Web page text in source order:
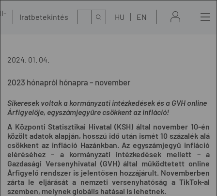
Iratbetekintés Kereső HU EN
2024. 01. 04.
2023 hónapról hónapra – november
Sikeresek voltak a kormányzati intézkedések és a GVH online
Árfigyelője, egyszámjegyűre csökkent az infláció!
A Központi Statisztikai Hivatal (KSH) által november 10-én
közölt adatok alapján, hosszú idő után ismét 10 százalék alá
csökkent az infláció Hazánkban. Az egyszámjegyű infláció
eléréséhez – a kormányzati intézkedések mellett – a
Gazdasági Versenyhivatal (GVH) által működtetett online
Árfigyelő rendszer is jelentősen hozzájárult. Novemberben
zárta le eljárását a nemzeti versenyhatóság a TikTok-al
szemben, melynek globális hatásai is lehetnek.